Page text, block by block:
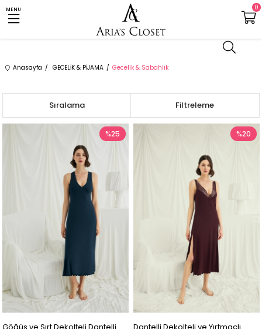
MENU 0
Anasayfa GECELİK & PİJAMA Gecelik & Sabahlık
Filtreleme
Sıralama
%25 %20